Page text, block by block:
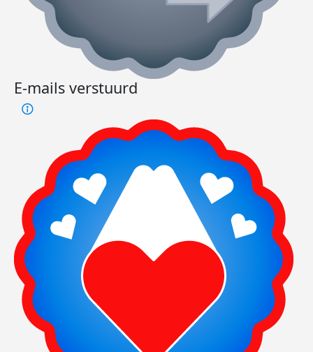
E-mails verstuurd